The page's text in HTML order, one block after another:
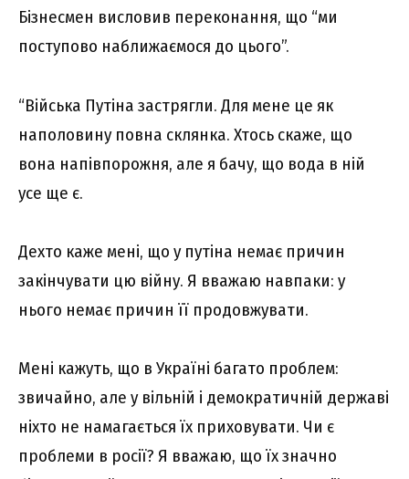
Бізнесмен висловив переконання, що “ми
поступово наближаємося до цього”.
“Війська Путіна застрягли. Для мене це як
наполовину повна склянка. Хтось скаже, що
вона напівпорожня, але я бачу, що вода в ній
усе ще є.
Дехто каже мені, що у путіна немає причин
закінчувати цю війну. Я вважаю навпаки: у
нього немає причин її продовжувати.
Мені кажуть, що в Україні багато проблем:
звичайно, але у вільній і демократичній державі
ніхто не намагається їх приховувати. Чи є
проблеми в росії? Я вважаю, що їх значно